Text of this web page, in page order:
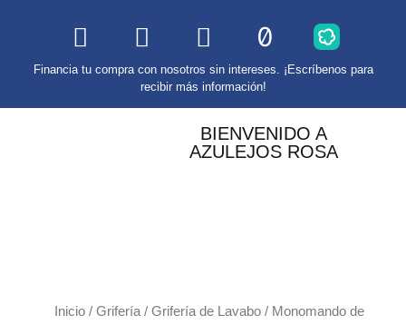
Financia tu compra con nosotros sin intereses. ¡Escríbenos para
recibir más información!
BIENVENIDO A
AZULEJOS ROSA
Inicio / Grifería / Grifería de Lavabo / Monomando de